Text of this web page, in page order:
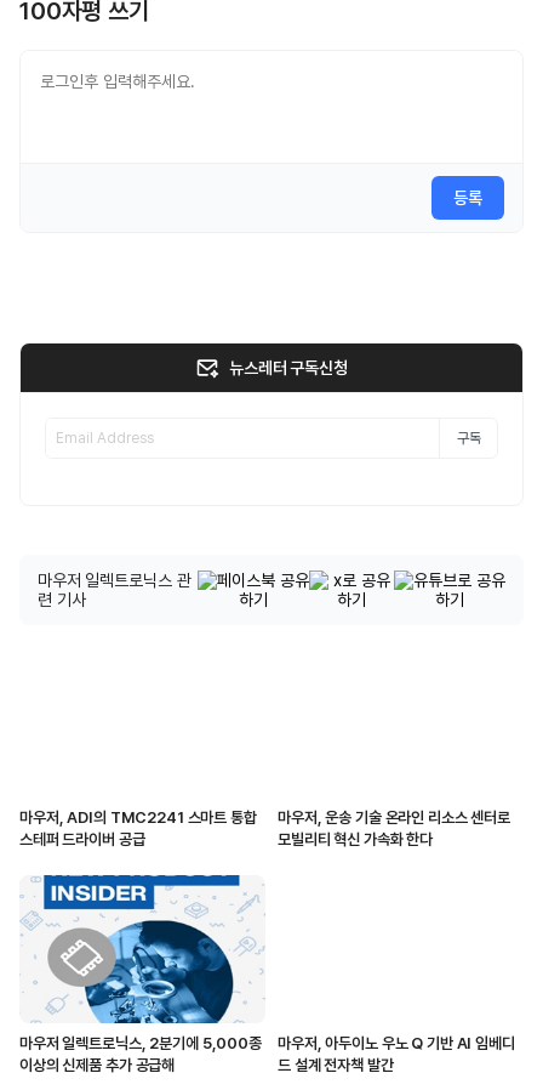
100자평 쓰기
등록
뉴스레터 구독신청
구독
마우저 일렉트로닉스 관
련 기사
마우저, ADI의 TMC2241 스마트 통합
스테퍼 드라이버 공급
마우저, 운송 기술 온라인 리소스 센터로
모빌리티 혁신 가속화 한다
마우저 일렉트로닉스, 2분기에 5,000종
이상의 신제품 추가 공급해
마우저, 아두이노 우노 Q 기반 AI 임베디
드 설계 전자책 발간